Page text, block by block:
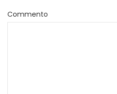
Commento